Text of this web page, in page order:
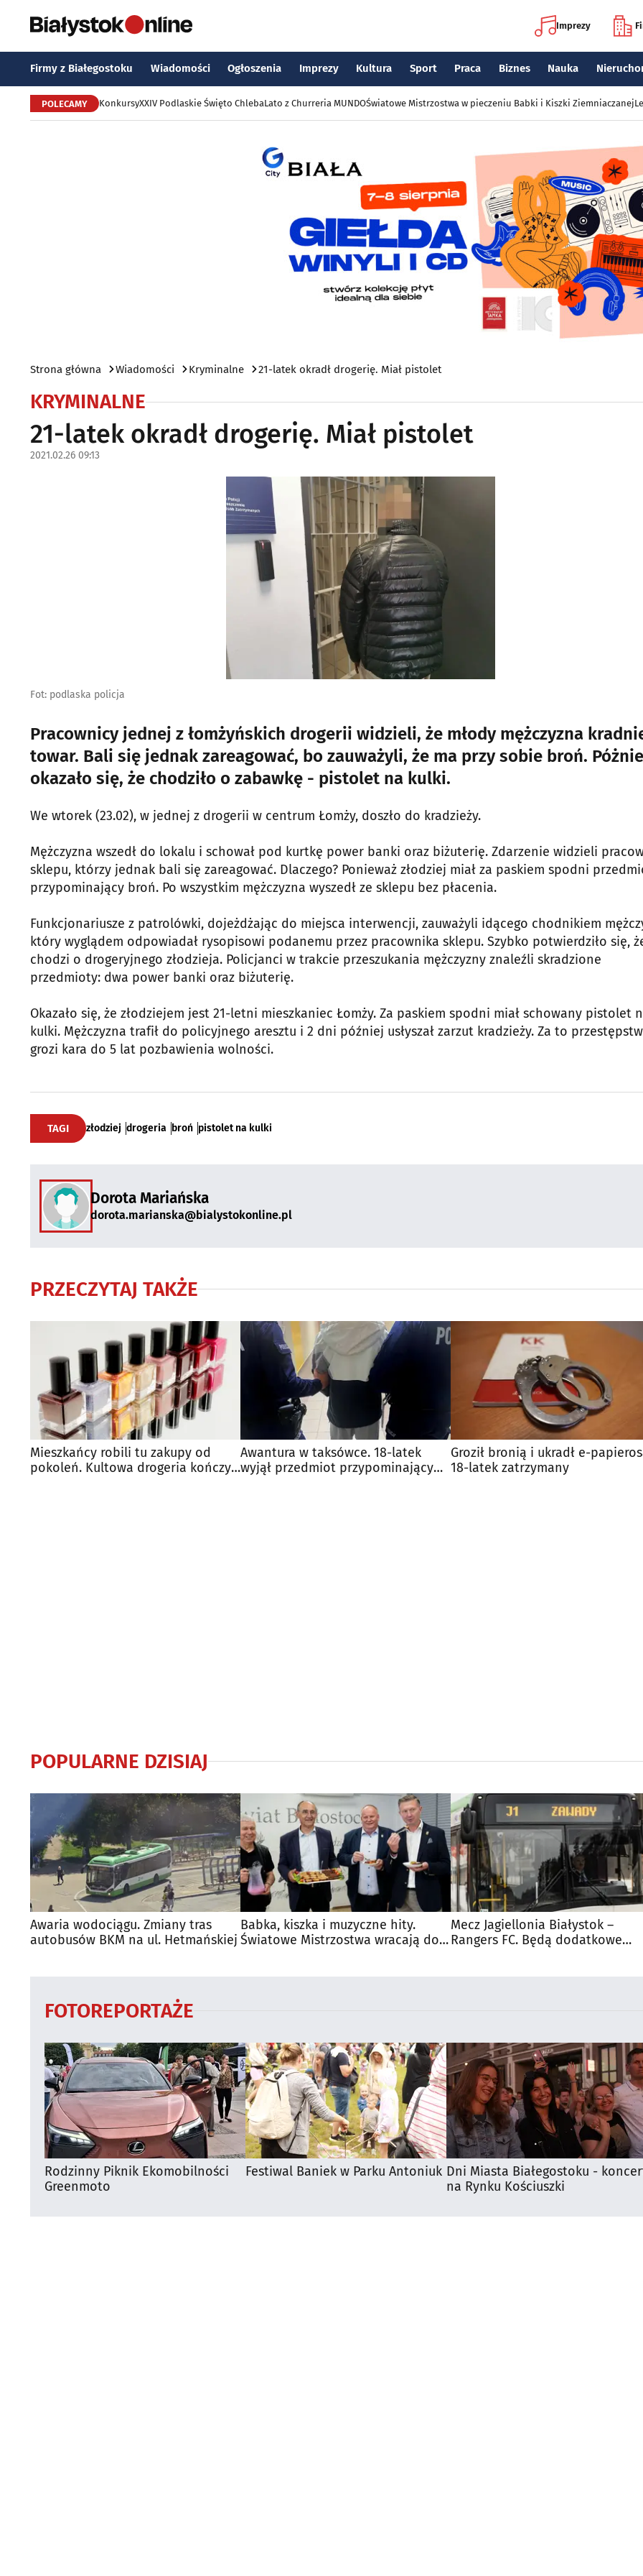
Imprezy
Firmy z Białegostoku Wiadomości Ogłoszenia Imprezy Kultura Sport Praca Biznes Nauka
POLECAMY KonkursyXXIV Podlaskie Święto ChlebaLato z Churreria MUNDOŚwiatowe Mistrzostwa w pieczeniu Babki i Kiszki Ziemniaczanej
Strona główna Wiadomości Kryminalne 21-latek okradł drogerię. Miał pistolet
KRYMINALNE
21-latek okradł drogerię. Miał pistolet
2021.02.26 09:13
Fot: podlaska policja
Pracownicy jednej z łomżyńskich drogerii widzieli, że młody mężczyzna
towar. Bali się jednak zareagować, bo zauważyli, że ma przy sobie broń.
okazało się, że chodziło o zabawkę - pistolet na kulki.
We wtorek (23.02), w jednej z drogerii w centrum Łomży, doszło do kradzieży.
Mężczyzna wszedł do lokalu i schował pod kurtkę power banki oraz biżuterię. Zdarzenie widzieli
sklepu, którzy jednak bali się zareagować. Dlaczego? Ponieważ złodziej miał za paskiem spodni
przypominający broń. Po wszystkim mężczyzna wyszedł ze sklepu bez płacenia.
Funkcjonariusze z patrolówki, dojeżdżając do miejsca interwencji, zauważyli idącego chodnikiem
który wyglądem odpowiadał rysopisowi podanemu przez pracownika sklepu. Szybko potwierdziło się,
chodzi o drogeryjnego złodzieja. Policjanci w trakcie przeszukania mężczyzny znaleźli skradzione
przedmioty: dwa power banki oraz biżuterię.
Okazało się, że złodziejem jest 21-letni mieszkaniec Łomży. Za paskiem spodni miał schowany pistolet
kulki. Mężczyzna trafił do policyjnego aresztu i 2 dni później usłyszał zarzut kradzieży. Za to
grozi kara do 5 lat pozbawienia wolności.
TAGI złodziej drogeria broń pistolet na kulki
Dorota Mariańska
dorota.marianska@bialystokonline.pl
PRZECZYTAJ TAKŻE
Mieszkańcy robili tu zakupy od
pokoleń. Kultowa drogeria kończy
Awantura w taksówce. 18-latek
wyjął przedmiot przypominający
Groził bronią i ukradł e-
18-latek zatrzymany
POPULARNE DZISIAJ
Awaria wodociągu. Zmiany tras
autobusów BKM na ul. Hetmańskiej
Babka, kiszka i muzyczne hity.
Światowe Mistrzostwa wracają do
Mecz Jagiellonia Białystok –
Rangers FC. Będą dodatkowe
FOTOREPORTAŻE
Rodzinny Piknik Ekomobilności
Greenmoto
Festiwal Baniek w Parku Antoniuk Dni Miasta Białegostoku -
na Rynku Kościuszki